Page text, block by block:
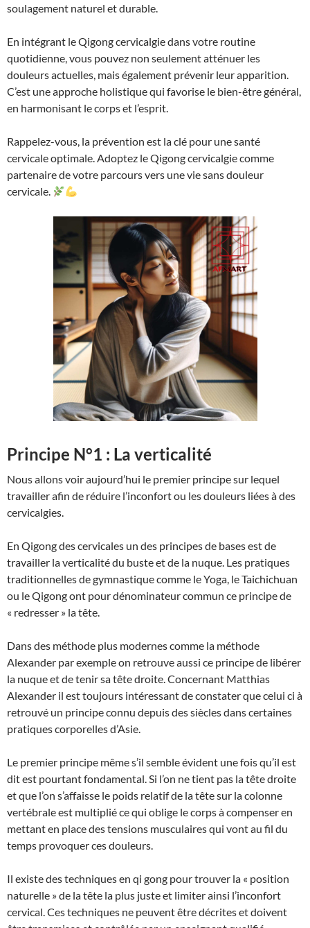
soulagement naturel et durable.
En intégrant le Qigong cervicalgie dans votre routine
quotidienne, vous pouvez non seulement atténuer les
douleurs actuelles, mais également prévenir leur apparition.
C’est une approche holistique qui favorise le bien-être général,
en harmonisant le corps et l’esprit.
Rappelez-vous, la prévention est la clé pour une santé
cervicale optimale. Adoptez le Qigong cervicalgie comme
partenaire de votre parcours vers une vie sans douleur
cervicale.
Principe N°1 : La verticalité
Nous allons voir aujourd’hui le premier principe sur lequel
travailler afin de réduire l’inconfort ou les douleurs liées à des
cervicalgies.
En Qigong des cervicales un des principes de bases est de
travailler la verticalité du buste et de la nuque. Les pratiques
traditionnelles de gymnastique comme le Yoga, le Taichichuan
ou le Qigong ont pour dénominateur commun ce principe de
« redresser » la tête.
Dans des méthode plus modernes comme la méthode
Alexander par exemple on retrouve aussi ce principe de libérer
la nuque et de tenir sa tête droite. Concernant Matthias
Alexander il est toujours intéressant de constater que celui ci à
retrouvé un principe connu depuis des siècles dans certaines
pratiques corporelles d’Asie.
Le premier principe même s’il semble évident une fois qu’il est
dit est pourtant fondamental. Si l’on ne tient pas la tête droite
et que l’on s’affaisse le poids relatif de la tête sur la colonne
vertébrale est multiplié ce qui oblige le corps à compenser en
mettant en place des tensions musculaires qui vont au fil du
temps provoquer ces douleurs.
Il existe des techniques en qi gong pour trouver la « position
naturelle » de la tête la plus juste et limiter ainsi l’inconfort
cervical. Ces techniques ne peuvent être décrites et doivent